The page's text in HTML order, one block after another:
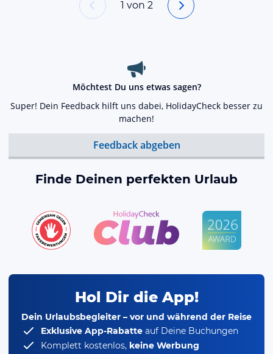
1 von 2
Möchtest Du uns etwas sagen?
Super! Dein Feedback hilft uns dabei, HolidayCheck besser zu
machen!
Feedback abgeben
Finde Deinen perfekten Urlaub
Hol Dir die App!
Dein Urlaubsbegleiter – vor und während der Reise
Exklusive App-Rabatte auf Deine Buchungen
Komplett kostenlos, keine Werbung